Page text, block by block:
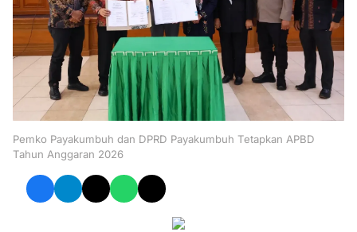
Pemko Payakumbuh dan DPRD Payakumbuh Tetapkan APBD
Tahun Anggaran 2026